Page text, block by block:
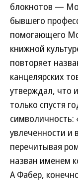
блокнотов —
бывшего
помогающего
книжной
повторяет
канцелярских
утверждал, что
только спустя
символичность:
увлеченности и
перечитывая
назван именем
А Фабер,